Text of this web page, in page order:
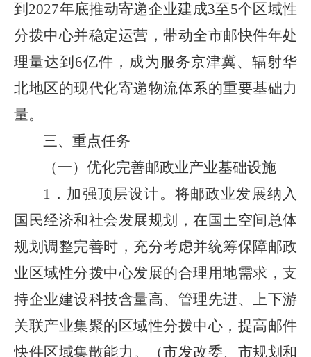
到2027年底推动寄递企业建成3至5个区域性
分拨中心并稳定运营，带动全市邮快件年处
理量达到6亿件，成为服务京津冀、辐射华
北地区的现代化寄递物流体系的重要基础力
量。
三、重点任务
（一）优化完善邮政业产业基础设施
1．加强顶层设计。将邮政业发展纳入
国民经济和社会发展规划，在国土空间总体
规划调整完善时，充分考虑并统筹保障邮政
业区域性分拨中心发展的合理用地需求，支
持企业建设科技含量高、管理先进、上下游
关联产业集聚的区域性分拨中心，提高邮件
快件区域集散能力。（市发改委、市规划和